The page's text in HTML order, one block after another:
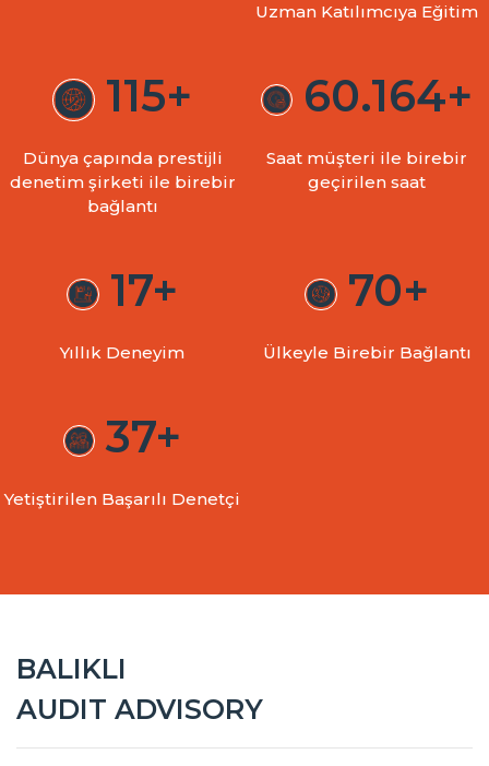
Uzman Katılımcıya Eğitim
115+
Dünya çapında prestijli
denetim şirketi ile birebir
bağlantı
60.164+
Saat müşteri ile birebir
geçirilen saat
17+
Yıllık Deneyim
70+
Ülkeyle Birebir Bağlantı
37+
Yetiştirilen Başarılı Denetçi
BALIKLI
AUDIT ADVISORY